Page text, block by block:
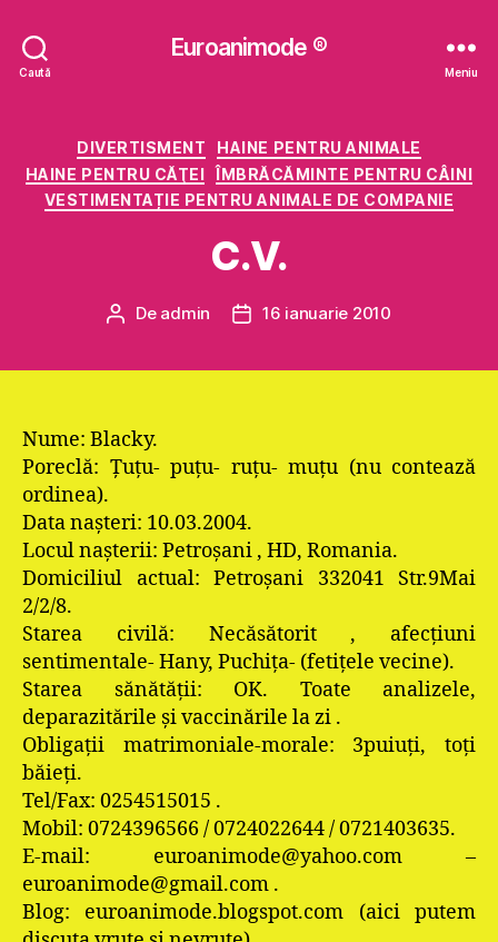
Caută
Euroanimode ®
Meniu
Categorii
DIVERTISMENT
HAINE PENTRU ANIMALE
HAINE PENTRU CĂŢEI
ÎMBRĂCĂMINTE PENTRU CÂINI
VESTIMENTAȚIE PENTRU ANIMALE DE COMPANIE
C.V.
Autor
De admin
Dată16 ianuarie 2010
Nume: Blacky.
Poreclă: Ţuţu- puţu- ruţu- muţu (nu contează
ordinea).
Data naşteri: 10.03.2004.
Locul naşterii: Petroşani , HD, Romania.
Domiciliul actual: Petroşani 332041 Str.9Mai
2/2/8.
Starea civilă: Necăsătorit , afecţiuni
sentimentale- Hany, Puchiţa- (fetiţele vecine).
Starea sănătăţii: OK. Toate analizele,
deparazitările şi vaccinările la zi .
Obligaţii matrimoniale-morale: 3puiuţi, toţi
băieţi.
Tel/Fax: 0254515015 .
Mobil: 0724396566 / 0724022644 / 0721403635.
E-mail: euroanimode@yahoo.com –
euroanimode@gmail.com .
Blog: euroanimode.blogspot.com (aici putem